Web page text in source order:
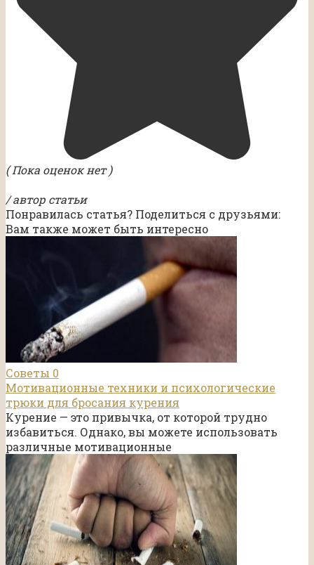
( Пока оценок нет )
/ автор статьи
Понравилась статья? Поделиться с друзьями:
Вам также может быть интересно
Советы 0
Мотивационные техники и психологические
трюки для бросания курения
Курение — это привычка, от которой трудно
избавиться. Однако, вы можете использовать
различные мотивационные